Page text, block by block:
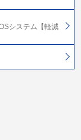
システム【軽減